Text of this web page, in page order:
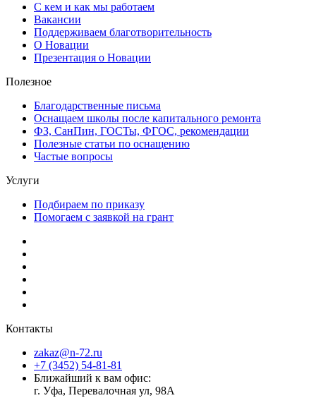
С кем и как мы работаем
Вакансии
Поддерживаем благотворительность
О Новации
Презентация о Новации
Полезное
Благодарственные письма
Оснащаем школы после капитального ремонта
ФЗ, СанПин, ГОСТы, ФГОС, рекомендации
Полезные статьи по оснащению
Частые вопросы
Услуги
Подбираем по приказу
Помогаем с заявкой на грант
Контакты
zakaz@n-72.ru
+7 (3452) 54-81-81
Ближайший к вам офис:
г. Уфа, Перевалочная ул, 98А